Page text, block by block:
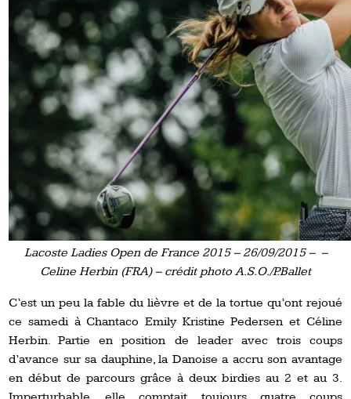
Lacoste Ladies Open de France 2015 – 26/09/2015 – –
Celine Herbin (FRA) – crédit photo A.S.O./P.Ballet
C’est un peu la fable du lièvre et de la tortue qu’ont rejoué
ce samedi à Chantaco Emily Kristine Pedersen et Céline
Herbin. Partie en position de leader avec trois coups
d’avance sur sa dauphine, la Danoise a accru son avantage
en début de parcours grâce à deux birdies au 2 et au 3.